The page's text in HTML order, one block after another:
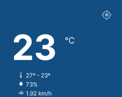
23 ℃
27º - 23º
73%
1.92 km/h